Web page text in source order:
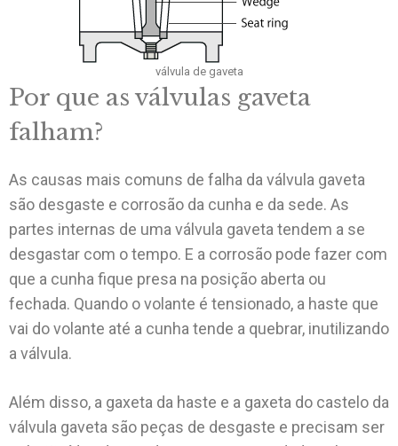
válvula de gaveta
Por que as válvulas gaveta
falham?
As causas mais comuns de falha da válvula gaveta
são desgaste e corrosão da cunha e da sede. As
partes internas de uma válvula gaveta tendem a se
desgastar com o tempo. E a corrosão pode fazer com
que a cunha fique presa na posição aberta ou
fechada. Quando o volante é tensionado, a haste que
vai do volante até a cunha tende a quebrar, inutilizando
a válvula.
Além disso, a gaxeta da haste e a gaxeta do castelo da
válvula gaveta são peças de desgaste e precisam ser